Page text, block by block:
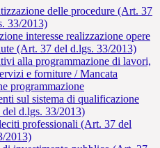
delle procedure (Art. 37
33/2013)
interesse realizzazione opere
(Art. 37 del d.lgs. 33/2013)
alla programmazione di lavori,
e forniture / Mancata
programmazione
sul sistema di qualificazione
d.lgs. 33/2013)
professionali (Art. 37 del
2013)